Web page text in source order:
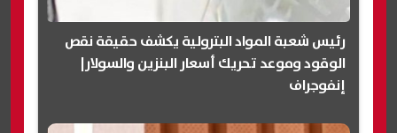
رئيس شعبة المواد البترولية يكشف حقيقة نقص
الوقود وموعد تحريك أسعار البنزين والسولار|
إنفوجراف